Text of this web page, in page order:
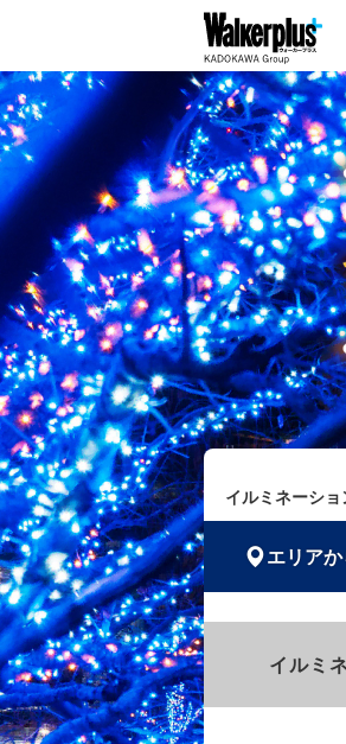
イルミネーシ
エリア
イルミ